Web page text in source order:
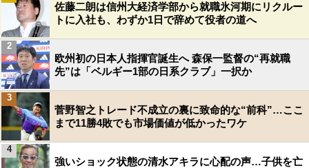
佐藤二朗は信州大経済学部から就職氷河期にリクルー
トに入社も、わずか1日で辞めて役者の道へ
欧州初の日本人指揮官誕生へ 森保一監督の“再就職
先”は「ベルギー1部の日系クラブ」一択か
2
菅野智之トレード不成立の裏に致命的な“前科”…ここ
まで11勝4敗でも市場価値が低かったワケ
3
強いショック状態の清水アキラに心配の声…子供を亡
4